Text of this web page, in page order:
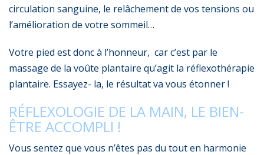
circulation sanguine, le relâchement de vos tensions ou
l’amélioration de votre sommeil…
Votre pied est donc à l’honneur, car c’est par le
massage de la voûte plantaire qu’agit la réflexothérapie
plantaire. Essayez- la, le résultat va vous étonner !
RÉFLEXOLOGIE DE LA MAIN, LE BIEN-
ÊTRE ACCOMPLI !
Vous sentez que vous n’êtes pas du tout en harmonie